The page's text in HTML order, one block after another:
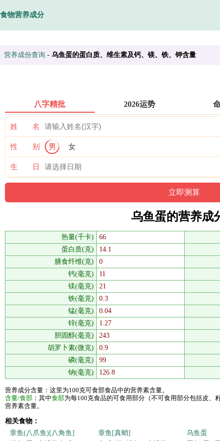
食物营养成分
营养成份查询 - 乌鱼蛋的蛋白质、维生素及钙、镁、铁、钾含量
八字精批 2026运势
姓 名
性 别 男 女
生 日
乌鱼蛋的营养成
热量(千卡)
66
蛋白质(克)
14.1
膳食纤维(克)
0
钙(毫克)
11
镁(毫克)
21
铁(毫克)
0.3
锰(毫克)
0.04
锌(毫克)
1.27
胆固醇(毫克)
243
胡罗卜素(微克)
0.9
磷(毫克)
99
钠(毫克)
126.8
营养成分含量：这里为100克可食部食品中的营养素含量。
含量/食部 ：其中食部为每100克食品的可食用部分（不可食用部分包括皮、
营养素含量。
相关食物：
章鱼(八爪鱼)[八角鱼]
章鱼[真蛸]
乌鱼蛋